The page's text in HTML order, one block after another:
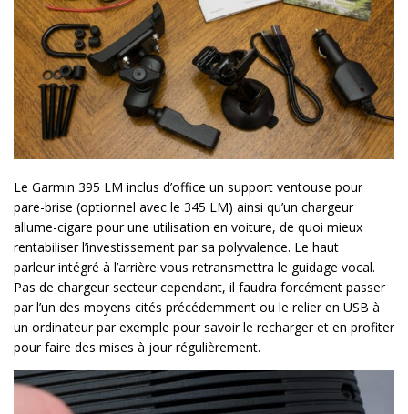
Le Garmin 395 LM inclus d’office un support ventouse pour
pare-brise (optionnel avec le 345 LM) ainsi qu’un chargeur
allume-cigare pour une utilisation en voiture, de quoi mieux
rentabiliser l’investissement par sa polyvalence. Le haut
parleur intégré à l’arrière vous retransmettra le guidage vocal.
Pas de chargeur secteur cependant, il faudra forcément passer
par l’un des moyens cités précédemment ou le relier en USB à
un ordinateur par exemple pour savoir le recharger et en profiter
pour faire des mises à jour régulièrement.